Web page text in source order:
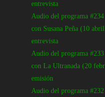
entrevista
Audio del programa
con Susana Peña (10
entrevista
Audio del programa
con La Ultranada (20
emisión
Audio del programa
A punto de comenzar la gira
el Estado español,
youtube el primer capítulo de